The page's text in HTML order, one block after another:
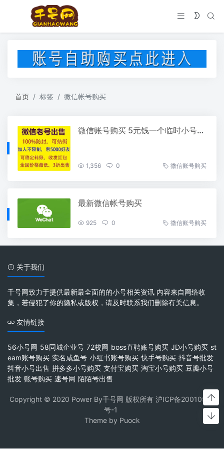
首页 标签 微信帐号购买
微信账号购买 5元钱一个临时小号稳定出货
1,356 0 微信账号购买
最新微信帐号购买
925 0 微信账号购买
关于我们
千号网致力于提供最新最全面的的小号相关资讯 内容来自网络收
集，若侵犯了你的隐私或版权，请及时联系我们删除有关信息。
友情链接
56小号网 58同城企业号 72校网 boss直聘账号购买 JD小号购买 st
eam账号购买 实名咸鱼号 小红书账号购买 快手号购买 抖音号批发
抖音小号出售 拼多多小号购买 支付宝购买 淘宝小号购买 豆瓣小号
批发 账号购买 速号网 陌陌号出售
Copyright © 2020 Power By千号网 版权所有 沪ICP备20010537
号-1
Theme by Puock